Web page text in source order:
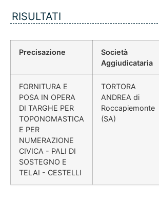
RISULTATI
Precisazione
Società
Aggiudicataria
FORNITURA E
POSA IN OPERA
DI TARGHE PER
TOPONOMASTICA
E PER
NUMERAZIONE
CIVICA - PALI DI
SOSTEGNO E
TELAI - CESTELLI
TORTORA
ANDREA di
Roccapiemonte
(SA)